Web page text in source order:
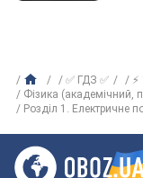
✅ ГДЗ ✅
Фізика (академічний,
Розділ 1. Електричне